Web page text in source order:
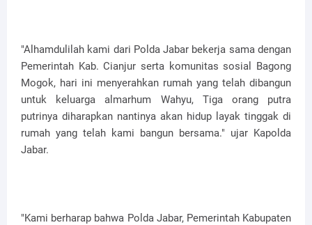
"Alhamdulilah kami dari Polda Jabar bekerja sama dengan
Pemerintah Kab. Cianjur serta komunitas sosial Bagong
Mogok, hari ini menyerahkan rumah yang telah dibangun
untuk keluarga almarhum Wahyu, Tiga orang putra
putrinya diharapkan nantinya akan hidup layak tinggak di
rumah yang telah kami bangun bersama." ujar Kapolda
Jabar.
"Kami berharap bahwa Polda Jabar, Pemerintah Kabupaten